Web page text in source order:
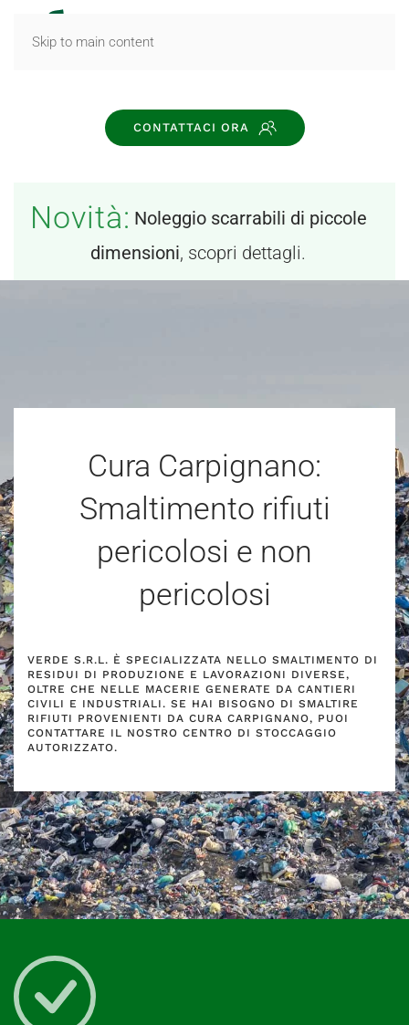
Skip to main content
CONTATTACI ORA
Novità: Noleggio scarrabili di piccole
dimensioni, scopri dettagli.
Cura Carpignano:
Smaltimento rifiuti
pericolosi e non
pericolosi
VERDE S.R.L. È SPECIALIZZATA NELLO SMALTIMENTO DI
RESIDUI DI PRODUZIONE E LAVORAZIONI DIVERSE,
OLTRE CHE NELLE MACERIE GENERATE DA CANTIERI
CIVILI E INDUSTRIALI. SE HAI BISOGNO DI SMALTIRE
RIFIUTI PROVENIENTI DA CURA CARPIGNANO, PUOI
CONTATTARE IL NOSTRO CENTRO DI STOCCAGGIO
AUTORIZZATO.